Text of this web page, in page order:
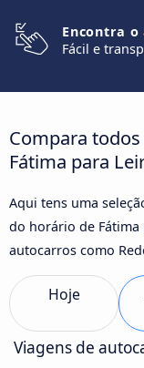
Encontra
Fácil e
Compara
Fátima para
Aqui tens uma
do horário de Fátima
autocarros como
Hoje
Viagens de